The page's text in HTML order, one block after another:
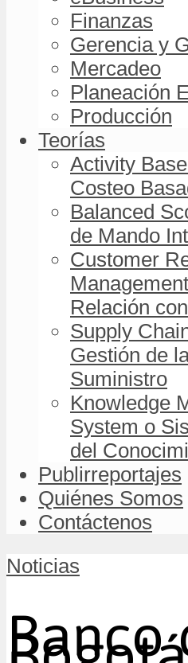
Finanzas
Gerencia y
Mercadeo
Planeación
Producción
Teorías
Activity
Costeo
Balanced
de Mando
Customer
Relación
Supply
Gestión de
Suministro
Knowledge
System o
del
Publirreportajes
Quiénes Somos
Contáctenos
Noticias
Banco